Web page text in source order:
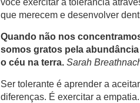
você exercitar a tolerância
que merecem e desenvolver
Quando não nos
somos gratos pela
o céu na terra. Sarah
Ser tolerante é aprender a
diferenças. É exercitar a